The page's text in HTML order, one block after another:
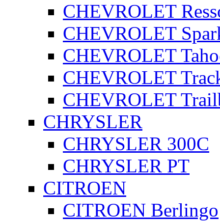
CHEVROLET
CHEVROLET
CHEVROLET
CHEVROLET
CHEVROLET
CHRYSLER
CHRYSLER 300C
CHRYSLER PT
CITROEN
CITROEN Berlingo